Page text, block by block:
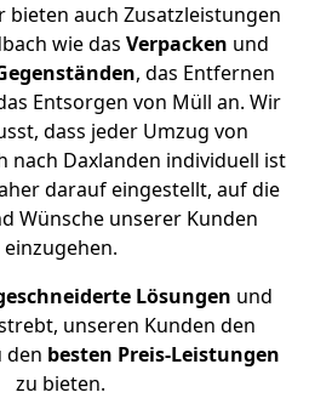
bieten auch Zusatzleistungen
wie das Verpacken und
, das Entfernen
Entsorgen von Müll an. Wir
dass jeder Umzug von
nach Daxlanden individuell ist
darauf eingestellt, auf die
Wünsche unserer Kunden
einzugehen.
Lösungen und
unseren Kunden den
den besten Preis-Leistungen
zu bieten.